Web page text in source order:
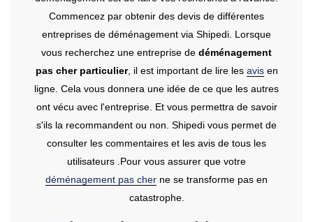
Commencez par obtenir des devis de différentes
entreprises de déménagement via Shipedi. Lorsque
vous recherchez une entreprise de déménagement
pas cher particulier, il est important de lire les avisen
ligne. Cela vous donnera une idée de ce que les autres
ont vécu avec l'entreprise. Et vous permettra de savoir
s'ils la recommandent ou non. Shipedi vous permet de
consulter les commentaires et les avis de tous les
utilisateurs .Pour vous assurer que votre
déménagement pas cher ne se transforme pas en
catastrophe.